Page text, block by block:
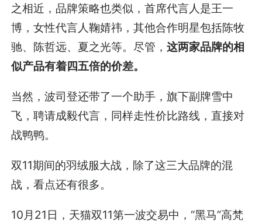
之相近，品牌策略也类似，首席代言人是王一
博，女性代言人鞠婧祎，其他合作明星包括陈牧
驰、陈哲远、夏之光等。尽管，这两家品牌的相
似产品有着四五倍的价差。
当然，波司登还带了一个助手，旗下副牌雪中
飞，聘请成毅代言，同样走性价比路线，直接对
战鸭鸭。
双11期间的羽绒服大战，除了这三大品牌的混
战，看点还有很多。
10月21日，天猫双11第一波交易中，“黑马”高梵